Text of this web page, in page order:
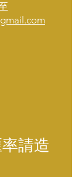
請造